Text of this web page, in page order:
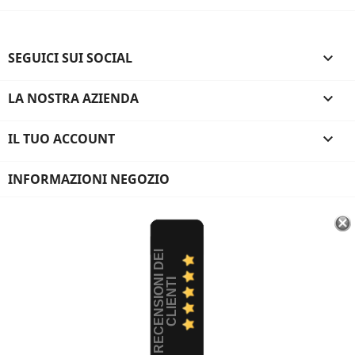
SEGUICI SUI SOCIAL 
LA NOSTRA AZIENDA 
IL TUO ACCOUNT 
INFORMAZIONI NEGOZIO
R
E
C
E
N
S
I
ON
I
D
E
I
C
L
I
E
N
TI